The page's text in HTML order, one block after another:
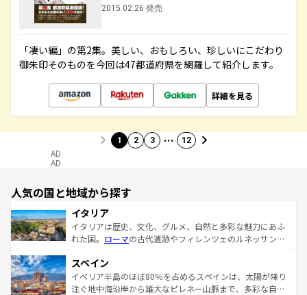
2015.02.26 発売
「凄い編」の第2集。美しい、おもしろい、珍しいにこだわり
御朱印そのものを今回は47都道府県を網羅して紹介します。
詳細を見る
1 2 3 … 12
AD
AD
人気の国と地域から探す
イタリア
イタリアは歴史、文化、グルメ、自然と多彩な魅力にあふ
れた国。 ローマの古代遺跡やフィレンツェのルネッサンス
ろん、トスカーナの美しい田園風景やアマルフィ海岸の絶
景など、自然景観も見逃せない。観光の合間には、本場の
ピザやパスタなど、絶品のイタリア料理を堪能することも
スペイン
イベリア半島のほぼ80％を占めるスペインは、太陽が降り
注ぐ地中海沿岸から雄大なピレネー山脈まで、多彩な自然